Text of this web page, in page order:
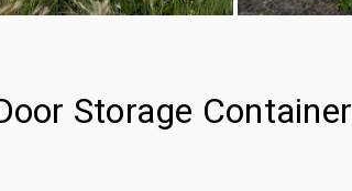
Storage Container